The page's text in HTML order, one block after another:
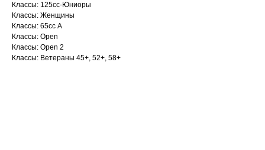
Классы: 125сс-Юниоры
Классы: Женщины
Классы: 65сс A
Классы: Open
Классы: Open 2
Классы: Ветераны 45+, 52+, 58+